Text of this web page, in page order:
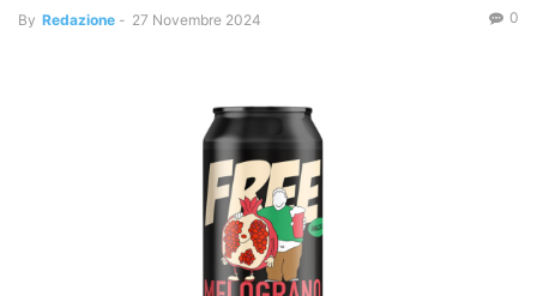
By Redazione - 27 Novembre 2024 0